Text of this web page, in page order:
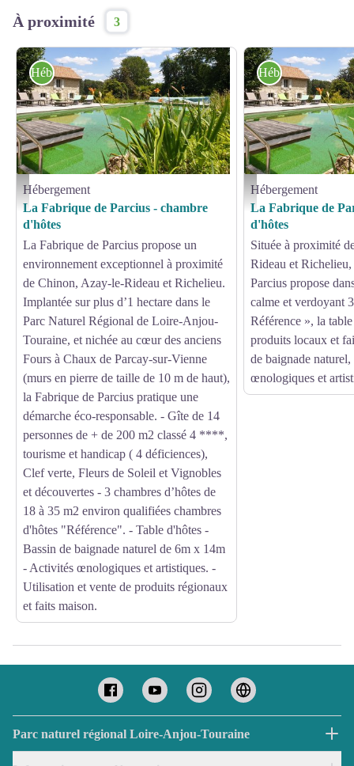
À proximité 3
PARCAY-SUR-VIENNE-LA FABRIQUE DE PARCIUS-vue d'ensemble - Olivier
Hébergement
Hébergement
La Fabrique de Parcius - chambre
d'hôtes
La Fabrique de Parcius propose un
environnement exceptionnel à proximité
de Chinon, Azay-le-Rideau et Richelieu.
Implantée sur plus d’1 hectare dans le
Parc Naturel Régional de Loire-Anjou-
Touraine, et nichée au cœur des anciens
Fours à Chaux de Parcay-sur-Vienne
(murs en pierre de taille de 10 m de haut),
la Fabrique de Parcius pratique une
démarche éco-responsable. - Gîte de 14
personnes de + de 200 m2 classé 4 ****,
tourisme et handicap ( 4 déficiences),
Clef verte, Fleurs de Soleil et Vignobles
et découvertes - 3 chambres d’hôtes de
18 à 35 m2 environ qualifiées chambres
d'hôtes "Référence". - Table d'hôtes -
Bassin de baignade naturel de 6m x 14m
- Activités œnologiques et artistiques. -
Utilisation et vente de produits régionaux
et faits maison.
PARCAY-SUR-VIENNE-
Hébergement
Hébergement
La Fabrique de
d'hôtes
Située à proximité
Rideau et
Parcius propose
calme et verdoyant
Référence », la
produits locaux et
de baignade
œnologiques et
Parc naturel régional Loire-Anjou-Touraine